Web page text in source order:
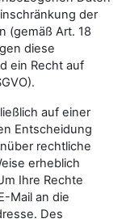
der
(gemäß Art. 18
diese
ein Recht auf
auf einer
Entscheidung
rechtliche
erheblich
Ihre Rechte
Mail an die
Des